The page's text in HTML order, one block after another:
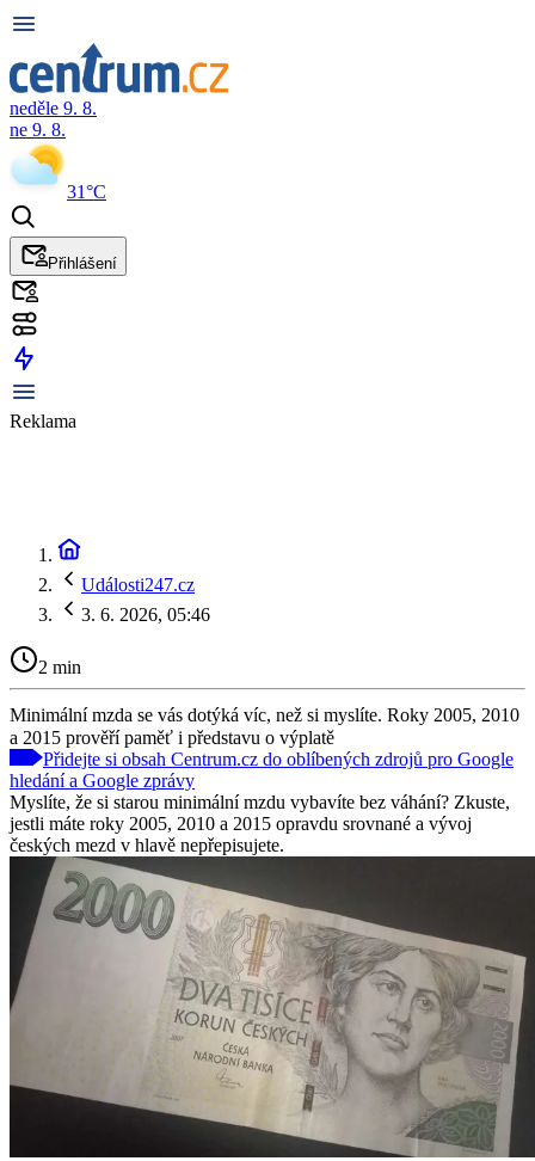
neděle 9. 8.
ne 9. 8.
31°C
Přihlášení
Reklama
Události247.cz
3. 6. 2026, 05:46
2 min
Minimální mzda se vás dotýká víc, než si myslíte. Roky 2005, 2010
a 2015 prověří paměť i představu o výplatě
Přidejte si obsah Centrum.cz do oblíbených zdrojů pro Google
hledání a Google zprávy
Myslíte, že si starou minimální mzdu vybavíte bez váhání? Zkuste,
jestli máte roky 2005, 2010 a 2015 opravdu srovnané a vývoj
českých mezd v hlavě nepřepisujete.